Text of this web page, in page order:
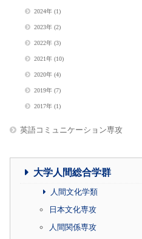
2024年(1)
2023年(2)
2022年(3)
2021年(10)
2020年(4)
2019年(7)
2017年(1)
英語コミュニケーション専攻
大学人間総合学群
人間文化学類
日本文化専攻
人間関係専攻